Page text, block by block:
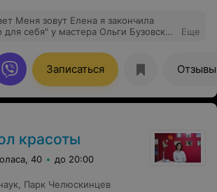
себя" у мастера Ольги Бузовской
❤️ Ольга очень красивая,
девушка и прекрасный
я уже со второго занятия
планирую через некоторое время
и уютная огромнейший
себя, так и для выбора новой
рекомендую всем студию
С
Еще
Записаться Отзывы
красоты
40 до 20:00
Парк Челюскинцев